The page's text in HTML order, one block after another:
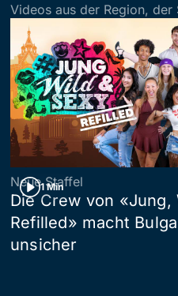
Videos aus der Region,
1 Min
Neue Staffel
Die Crew von «Jung,
Refilled» macht
unsicher